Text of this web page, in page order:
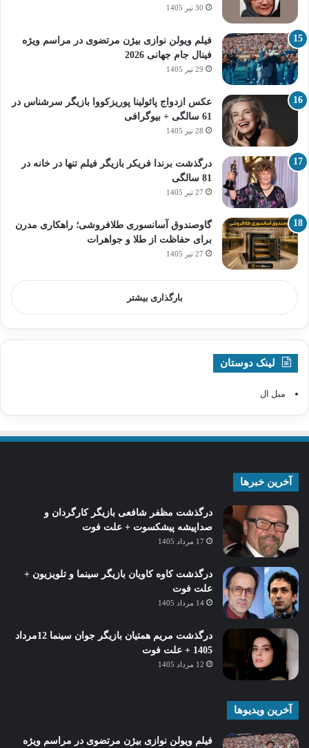
30 تیر 1405
فیلم ویولن نوازی بیژن مرتضوی در مراسم ویژه
فینال جام جهانی 2026
29 تیر 1405
عکس ازدواج پائولینا پوریزکووا بازیگر سرشناس در
61 سالگی + بیوگرافی
28 تیر 1405
درگذشت برندا فریکر بازیگر فیلم تنها در خانه در
81 سالگی
27 تیر 1405
گاوصندوق آسانسوری طلافروشی؛ راهکاری مدرن
برای حفاظت از طلا و جواهرات
27 تیر 1405
بارگذاری بیشتر
لینک دوستان
مبل ال
آخرین خبرها
درگذشت مظفر شافعی بازیگر کارگردان و
صداپیشه پیشکسوت + علت فوت
17 مرداد 1405
درگذشت کاوه کاویان بازیگر سینما و تلویزیون +
علت فوت
14 مرداد 1405
درگذشت مریم همتیان بازیگر جوان سینما 12مرداد
1405 + علت فوت
12 مرداد 1405
آخرین ویدیوها
فیلم ویولن نوازی بیژن مرتضوی در مراسم ویژه